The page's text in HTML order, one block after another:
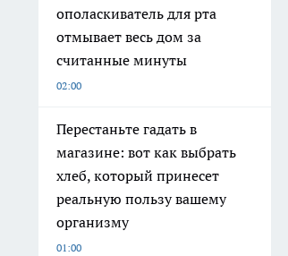
ополаскиватель для рта
отмывает весь дом за
считанные минуты
02:00
Перестаньте гадать в
магазине: вот как выбрать
хлеб, который принесет
реальную пользу вашему
организму
01:00